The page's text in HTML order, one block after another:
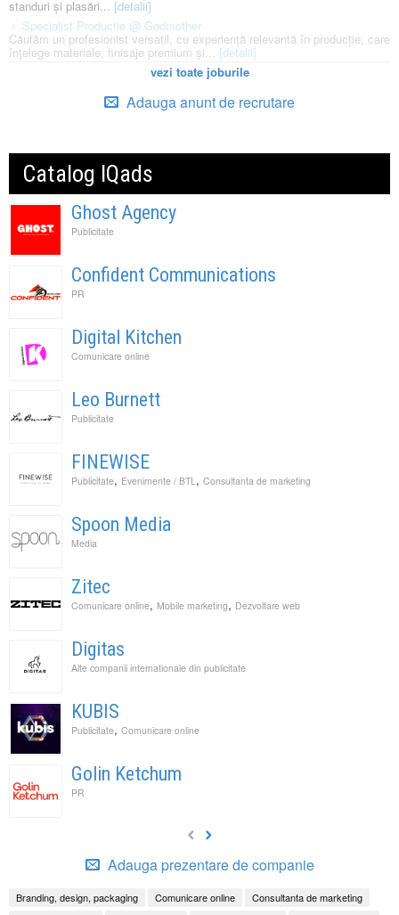
standuri și plasări...[detalii]
Specialist Productie @ Godmother
Căutăm un profesionist versatil, cu experiență relevantă în producție, care
înțelege materiale, finisaje premium și... [detalii]
vezi toate joburile
Adauga anunt de recrutare
Catalog IQads
Ghost Agency
Publicitate
Confident Communications
PR
Digital Kitchen
Comunicare online
Leo Burnett
Publicitate
FINEWISE
Publicitate, Evenimente / BTL , Consultanta de marketing
Spoon Media
Media
Zitec
Comunicare online, Mobile marketing, Dezvoltare web
Digitas
Alte companii internationale din publicitate
KUBIS
Publicitate, Comunicare online
Golin Ketchum
PR
Adauga prezentare de companie
Branding, design, packaging Comunicare online
Consultanta de marketing